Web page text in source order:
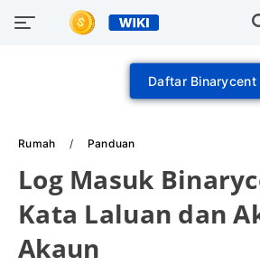
Daftar Binarycent
Rumah Panduan
Log Masuk
Kata Laluan dan
Akaun